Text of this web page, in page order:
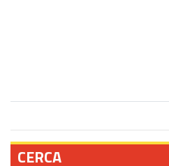
CERCA